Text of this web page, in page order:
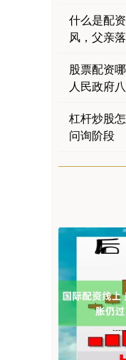
什么是配
风，父亲
股票配资
人民政府
杠杆炒股
问询阶段